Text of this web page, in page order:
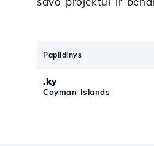
Papildinys
.ky
Cayman Islands